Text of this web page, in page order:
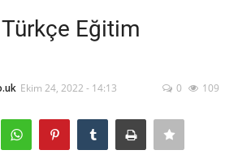
Eğitim
Ekim 24, 2022 - 14:13 0 109